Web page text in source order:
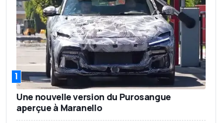
1
Une nouvelle version du Purosangue
aperçue à Maranello